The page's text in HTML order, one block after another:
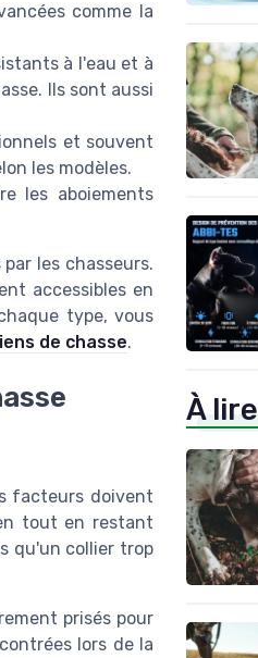
comme la
à l'eau et à
Ils sont aussi
et souvent
les modèles.
les aboiements
les chasseurs.
accessibles en
type, vous
de chasse.
facteurs doivent
tout en restant
qu'un collier trop
prisés pour
lors de la
À